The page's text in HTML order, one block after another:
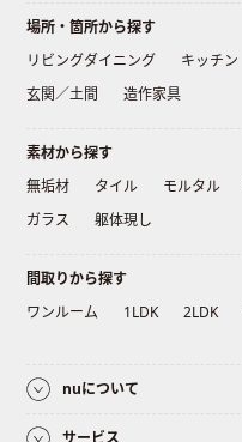
場所・箇所から探す
リビングダイニング
キッチン
玄関／土間
造作家具
素材から探す
無垢材
タイル モルタル
ガラス
躯体現し
間取りから探す
ワンルーム
1LDK 2LDK
nuについて
サービス